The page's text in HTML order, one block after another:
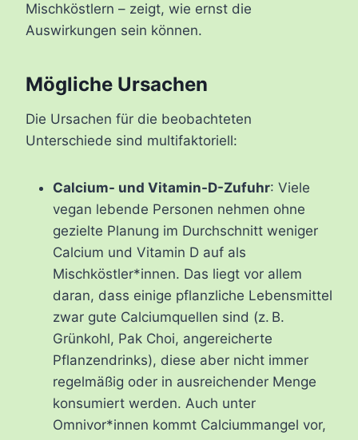
Mischköstlern – zeigt, wie ernst die
Auswirkungen sein können.
Mögliche Ursachen
Die Ursachen für die beobachteten
Unterschiede sind multifaktoriell:
Calcium- und Vitamin-D-Zufuhr: Viele
vegan lebende Personen nehmen ohne
gezielte Planung im Durchschnitt weniger
Calcium und Vitamin D auf als
Mischköstler*innen. Das liegt vor allem
daran, dass einige pflanzliche Lebensmittel
zwar gute Calciumquellen sind (z. B.
Grünkohl, Pak Choi, angereicherte
Pflanzendrinks), diese aber nicht immer
regelmäßig oder in ausreichender Menge
konsumiert werden. Auch unter
Omnivor*innen kommt Calciummangel vor,